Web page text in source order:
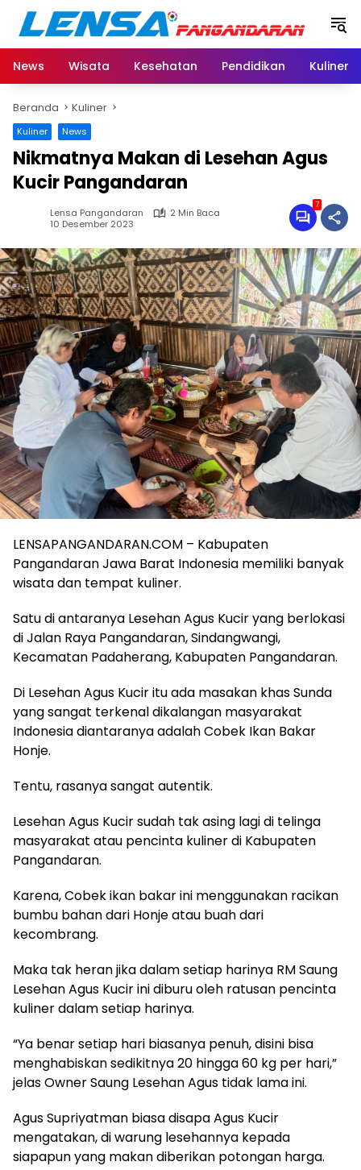
Langsung
konten
News
Wisata Kesehatan Pendidikan Kuliner
Beranda Kuliner
Kuliner News
Nikmatnya Makan di Lesehan Agus
Kucir Pangandaran
Lensa Pangandaran
2 Min Baca
10 Desember 2023
7
LENSAPANGANDARAN.COM – Kabupaten
Pangandaran Jawa Barat Indonesia memiliki banyak
wisata dan tempat kuliner.
Satu di antaranya Lesehan Agus Kucir yang berlokasi
di Jalan Raya Pangandaran, Sindangwangi,
Kecamatan Padaherang, Kabupaten Pangandaran.
Di Lesehan Agus Kucir itu ada masakan khas Sunda
yang sangat terkenal dikalangan masyarakat
Indonesia diantaranya adalah Cobek Ikan Bakar
Honje.
Tentu, rasanya sangat autentik.
Lesehan Agus Kucir sudah tak asing lagi di telinga
masyarakat atau pencinta kuliner di Kabupaten
Pangandaran.
Karena, Cobek ikan bakar ini menggunakan racikan
bumbu bahan dari Honje atau buah dari
kecombrang.
Maka tak heran jika dalam setiap harinya RM Saung
Lesehan Agus Kucir ini diburu oleh ratusan pencinta
kuliner dalam setiap harinya.
“Ya benar setiap hari biasanya penuh, disini bisa
menghabiskan sedikitnya 20 hingga 60 kg per hari,”
jelas Owner Saung Lesehan Agus tidak lama ini.
Agus Supriyatman biasa disapa Agus Kucir
mengatakan, di warung lesehannya kepada
siapapun yang makan diberikan potongan harga.